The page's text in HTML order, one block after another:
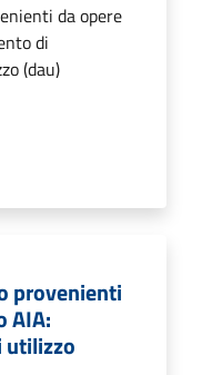
da opere
di
(dau)
provenienti
AIA:
utilizzo